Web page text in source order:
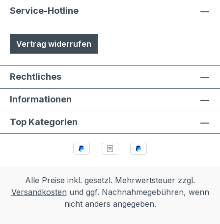
Service-Hotline
Vertrag widerrufen
Rechtliches
Informationen
Top Kategorien
Alle Preise inkl. gesetzl. Mehrwertsteuer zzgl.
Versandkosten und ggf. Nachnahmegebühren, wenn
nicht anders angegeben.